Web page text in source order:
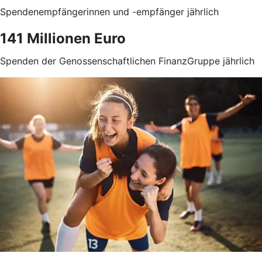
Spendenempfängerinnen und -empfänger jährlich
141 Millionen Euro
Spenden der Genossenschaftlichen FinanzGruppe jährlich